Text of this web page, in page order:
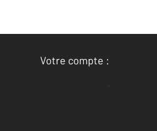
Votre compte :
Accéder à mon compte